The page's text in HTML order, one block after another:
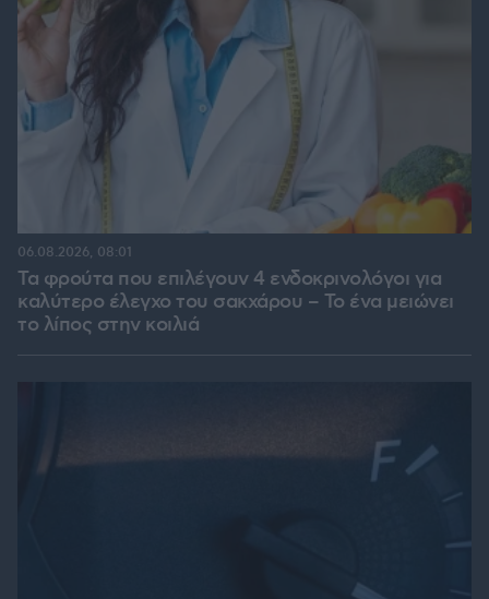
Τα φρούτα που επιλέγουν 4 ενδοκρινολόγοι για
καλύτερο έλεγχο του σακχάρου – Το ένα μειώνει
το λίπος στην κοιλιά
06.08.2026, 08:01